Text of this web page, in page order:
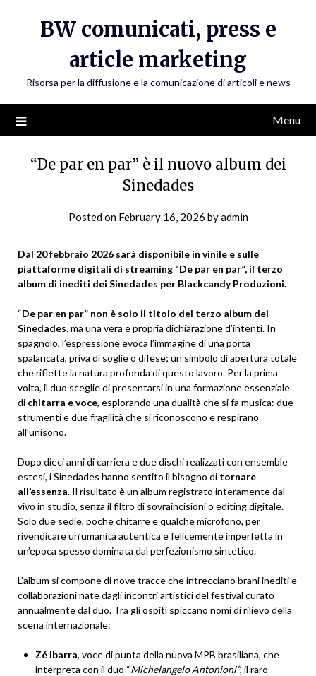
BW comunicati, press e
article marketing
Risorsa per la diffusione e la comunicazione di articoli e news
Menu
“De par en par” è il nuovo album dei
Sinedades
Posted on February 16, 2026 byadmin
Dal 20 febbraio 2026 sarà disponibile in vinile e sulle
piattaforme digitali di streaming “De par en par”, il terzo
album di inediti dei Sinedades per Blackcandy Produzioni.
“De par en par” non è solo il titolo del terzo album dei
Sinedades,ma una vera e propria dichiarazione d’intenti. In
spagnolo, l’espressione evoca l’immagine di una porta
spalancata, priva di soglie o difese; un simbolo di apertura totale
che riflette la natura profonda di questo lavoro. Per la prima
volta, il duo sceglie di presentarsi in una formazione essenziale
di chitarra e voce, esplorando una dualità che si fa musica: due
strumenti e due fragilità che si riconoscono e respirano
all’unisono.
Dopo dieci anni di carriera e due dischi realizzati con ensemble
estesi, i Sinedades hanno sentito il bisogno di tornare
all’essenza. Il risultato è un album registrato interamente dal
vivo in studio, senza il filtro di sovraincisioni o editing digitale.
Solo due sedie, poche chitarre e qualche microfono, per
rivendicare un’umanità autentica e felicemente imperfetta in
un’epoca spesso dominata dal perfezionismo sintetico.
L’album si compone di nove tracce che intrecciano brani inediti e
collaborazioni nate dagli incontri artistici del festival curato
annualmente dal duo. Tra gli ospiti spiccano nomi di rilievo della
scena internazionale:
Zé Ibarra, voce di punta della nuova MPB brasiliana, che
interpreta con il duo “Michelangelo Antonioni”, il raro